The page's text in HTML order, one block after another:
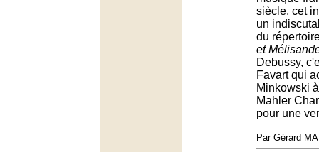
siècle, cet
un
du
et
Debussy,
Favart qui
Minkowski
Mahler
pour une
Par Gérard